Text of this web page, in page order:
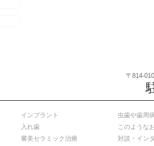
〒814-
インプラント
入れ歯
審美セラミック治療
虫歯や歯周
このような
対談・イン